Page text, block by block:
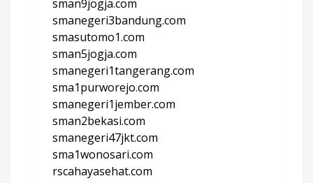
sman9jogja.com
smanegeri3bandung.com
smasutomo1.com
sman5jogja.com
smanegeri1tangerang.com
sma1purworejo.com
smanegeri1jember.com
sman2bekasi.com
smanegeri47jkt.com
sma1wonosari.com
rscahayasehat.com